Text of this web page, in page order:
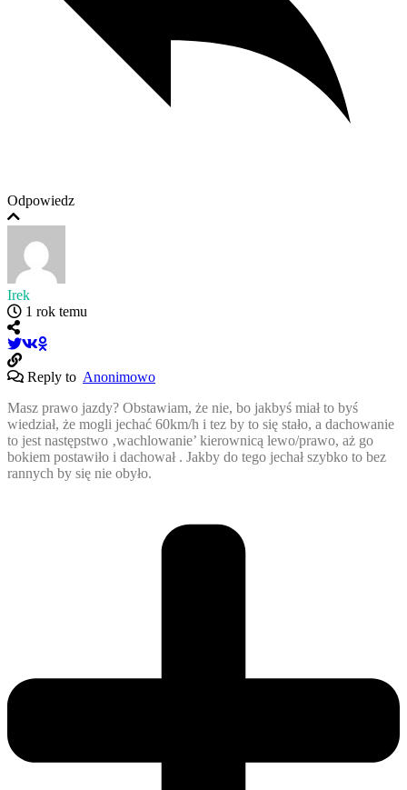
Odpowiedz
Irek
1 rok temu
Reply to Anonimowo
Masz prawo jazdy? Obstawiam, że nie, bo jakbyś miał to byś
wiedział, że mogli jechać 60km/h i tez by to się stało, a dachowanie
to jest następstwo ‚wachlowanie’ kierownicą lewo/prawo, aż go
bokiem postawiło i dachował . Jakby do tego jechał szybko to bez
rannych by się nie obyło.